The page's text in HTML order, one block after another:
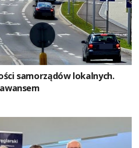
samorządów lokalnych.